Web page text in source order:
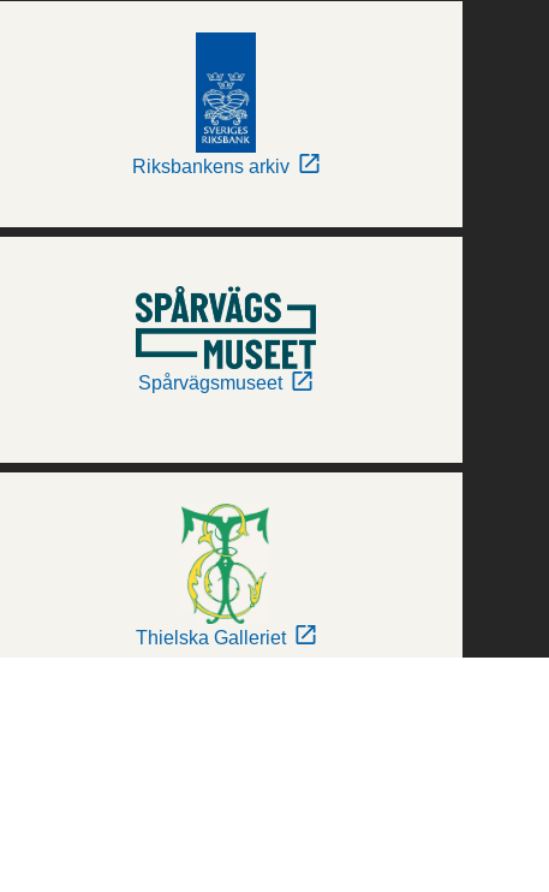
Riksbankens arkiv
Spårvägsmuseet
Thielska Galleriet